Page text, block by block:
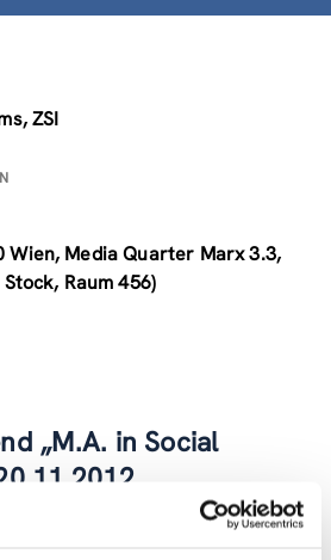
ZSI
Wien, Media Quarter Marx 3.3,
Raum 456)
„M.A. in Social
in (innovations-)theoretisch-